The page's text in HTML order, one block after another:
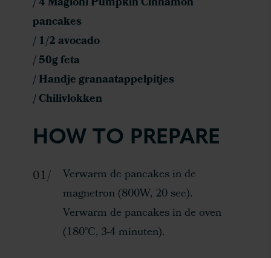
pancakes
/ 1/2 avocado
/ 50g feta
/ Handje granaatappelpitjes
/ Chilivlokken
HOW TO PREPARE
Verwarm de pancakes in de
magnetron (800W, 20 sec).
Verwarm de pancakes in de oven
(180°C, 3-4 minuten).